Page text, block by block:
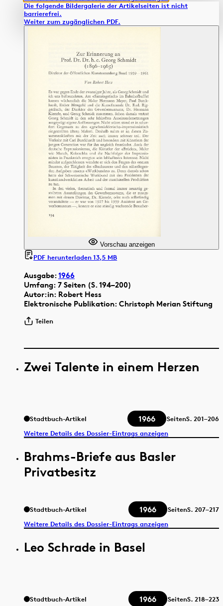
Ausgabe:1966
Umfang: 7 Seiten (S. 194–200)
Autor:in: Robert Hess
Elektronische Publikation: Christoph Merian Stiftung
Teilen
Die folgende Bildergalerie der Artikelseiten ist nicht
barrierefrei.
Weiter zum zugänglichen PDF.
Vorschau anzeigen
PDF herunterladen 13,5 MB
Zwei Talente in einem Herzen
Stadtbuch-Artikel 1966 SeitenS. 201–206
Weitere Details des Dossier-Eintrags anzeigen
Brahms-Briefe aus Basler
Privatbesitz
Stadtbuch-Artikel 1966 SeitenS. 207–217
Weitere Details des Dossier-Eintrags anzeigen
Leo Schrade in Basel
Stadtbuch-Artikel 1966 SeitenS. 218–223